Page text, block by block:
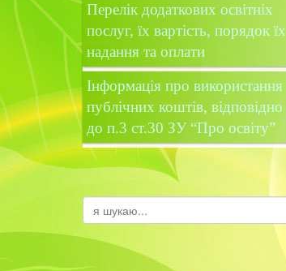
Перелік додаткових освітніх
послуг, їх вартість, порядок їх
надання та оплати
Інформація про використання
публічних коштів, відповідно
до п.3 ст.30 ЗУ “Про освіту”